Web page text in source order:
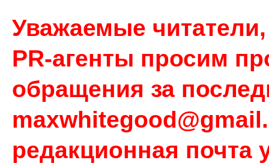
Уважаемые
PR-агенты просим
обращения за
редакционная почта